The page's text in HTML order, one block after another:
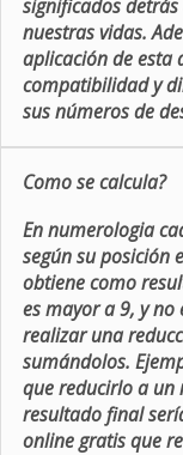
significados
nuestras vidas.
aplicación de esta
compatibilidad y
sus números de
Como se calcula?
En numerologia
según su posición
obtiene como
es mayor a 9, y no
realizar una
sumándolos.
que reducirlo a un
resultado final
online gratis que